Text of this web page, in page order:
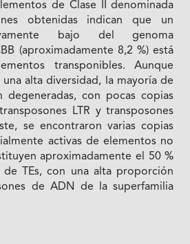
de Clase II denominada
obtenidas indican que un
bajo del genoma
(aproximadamente 8,2 %) está
transponibles. Aunque
una alta diversidad, la mayoría de
degeneradas, con pocas copias
LTR y transposones
se encontraron varias copias
activas de elementos no
aproximadamente el 50 %
TEs, con una alta proporción
de ADN de la superfamilia